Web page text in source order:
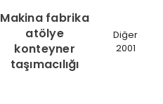
Makina fabrika
atölye
konteyner
taşımacılığı
Diğer
2001